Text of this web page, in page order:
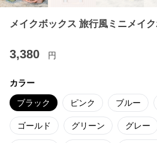
メイクボックス 旅行風ミニメイ
3,380 円
カラー
ブラック ピンク ブルー
ゴールド グリーン グレー